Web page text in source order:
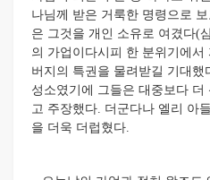
나님께 받은 거룩한 명령으로
은 그것을 개인 소유로 여겼다(
의 가업이다시피 한 분위기에
버지의 특권을 물려받길 기대했
성소였기에 그들은 대중보다
고 주장했다. 더군다나 엘리 아
을 더욱 더럽혔다.